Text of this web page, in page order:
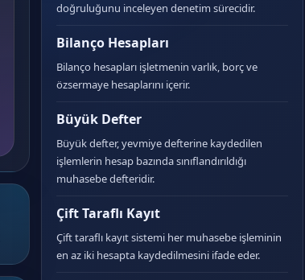
doğruluğunu inceleyen denetim sürecidir.
Bilanço Hesapları
Bilanço hesapları işletmenin varlık, borç ve
özsermaye hesaplarını içerir.
Büyük Defter
Büyük defter, yevmiye defterine kaydedilen
işlemlerin hesap bazında sınıflandırıldığı
muhasebe defteridir.
Çift Taraflı Kayıt
Çift taraflı kayıt sistemi her muhasebe işleminin
en az iki hesapta kaydedilmesini ifade eder.